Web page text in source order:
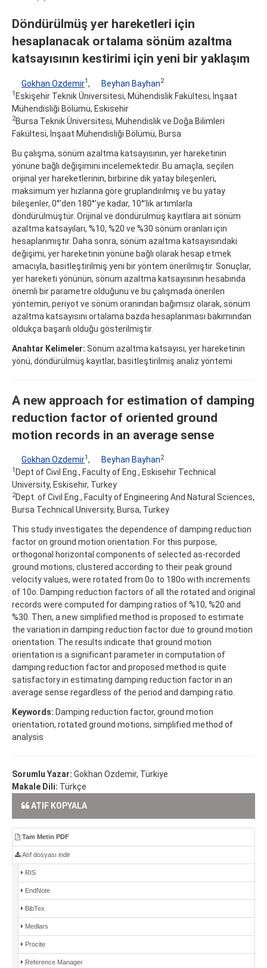
Döndürülmüş yer hareketleri için
hesaplanacak ortalama sönüm azaltma
katsayısının kestirimi için yeni bir yaklaşım
Gokhan Ozdemir1 , Beyhan Bayhan2
1 Eskişehir Teknik Üniversitesi, Mühendislik Fakültesi, İnşaat
Mühendisliği Bölümü, Eskisehir
2Bursa Teknik Üniversitesi, Mühendislik ve Doğa Bilimleri
Fakültesi, İnşaat Mühendisliği Bölümü, Bursa
Bu çalışma, sönüm azaltma katsayısının, yer hareketinin
yönüne bağlı değişimini incelemektedir. Bu amaçla, seçilen
orijinal yer hareketlerinin, birbirine dik yatay bileşenleri,
maksimum yer hızlarına göre gruplandırılmış ve bu yatay
bileşenler, 0°’den 180°’ye kadar, 10°’lik artımlarla
döndürülmüştür. Orijinal ve döndürülmüş kayıtlara ait sönüm
azaltma katsayıları, %10, %20 ve %30 sönüm oranları için
hesaplanmıştır. Daha sonra, sönüm azaltma katsayısındaki
değişimi, yer hareketinin yönüne bağlı olarak hesap etmek
amacıyla, basitleştirilmiş yeni bir yöntem önerilmiştir. Sonuçlar,
yer hareketi yönünün, sönüm azaltma katsayısının hesabında
önemli bir parametre olduğunu ve bu çalışmada önerilen
yöntemin, periyot ve sönüm oranından bağımsız olarak, sönüm
azaltma katsayısını ortalama bazda hesaplanması bakımından
oldukça başarılı olduğu gösterilmiştir.
Anahtar Kelimeler: Sönüm azaltma katsayısı, yer hareketinin
yönü, döndürülmüş kayıtlar, basitleştirilmiş analiz yöntemi
A new approach for estimation of damping
reduction factor of oriented ground
motion records in an average sense
Gokhan Ozdemir1, Beyhan Bayhan2
1 Dept of Civil Eng., Faculty of Eng., Eskisehir Technical
University, Eskisehir, Turkey
2Dept. of Civil Eng., Faculty of Engineering And Natural Sciences,
Bursa Technical University, Bursa, Turkey
This study investigates the dependence of damping reduction
factor on ground motion orientation. For this purpose,
orthogonal horizontal components of selected as-recorded
ground motions, clustered according to their peak ground
velocity values, were rotated from 0o to 180o with increments
of 10o. Damping reduction factors of all the rotated and original
records were computed for damping ratios of %10, %20 and
%30. Then, a new simplified method is proposed to estimate
the variation in damping reduction factor due to ground motion
orientation. The results indicate that ground motion
orientation is a significant parameter in computation of
damping reduction factor and proposed method is quite
satisfactory in estimating damping reduction factor in an
average sense regardless of the period and damping ratio.
Keywords: Damping reduction factor, ground motion
orientation, rotated ground motions, simplified method of
analysis
Sorumlu Yazar: Gokhan Ozdemir, Türkiye
Makale Dili: Türkçe
ATIF KOPYALA
Tam Metin PDF
Atıf dosyası indir
RIS
EndNote
BibTex
Medlars
Procite
Reference Manager